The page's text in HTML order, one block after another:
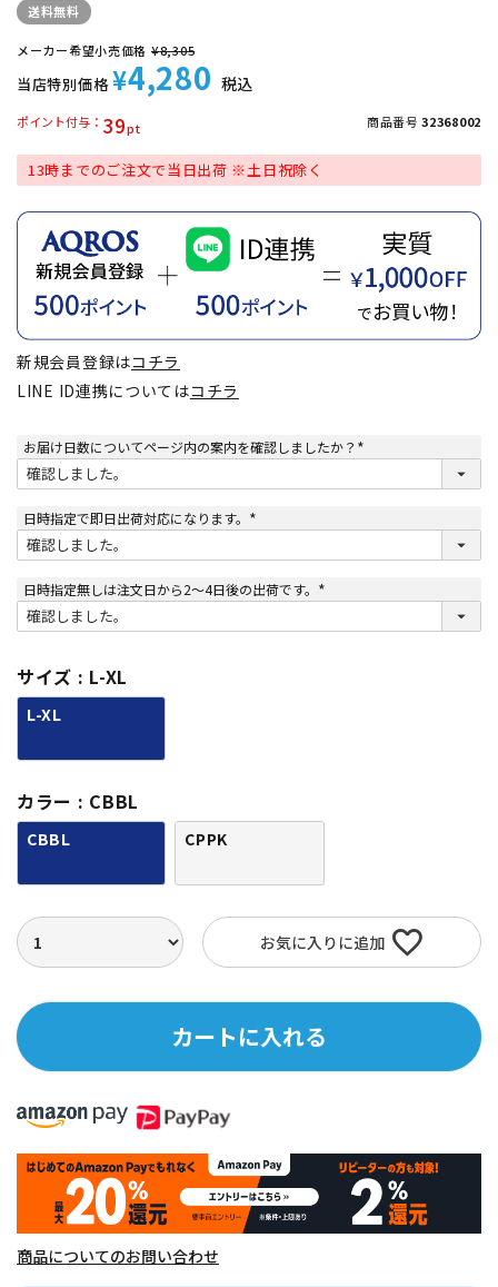
送料無料
メーカー希望小売価格 ¥8,305
当店特別価格 ¥4,280 税込
39
ポイント付与 商品番号 32368002
13時までのご注文で当日出荷 ※土日祝除く
新規会員登録はコチラ
LINE ID連携についてはコチラ
お届け日数についてページ内の案内を確認しましたか？
(
須
日時指定で即日出荷対応になります。
(
須
日時指定無しは注文日から2～4日後の出荷です。
(
須
サイズ L-XL
L-XL
カラー CBBL
CBBL CPPK
お気に入りに追加
カートに入れる
商品についてのお問い合わせ